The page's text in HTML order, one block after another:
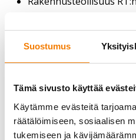
Suostumus
Tämä sivusto käyttää
Käytämme evästeitä
räätälöimiseen, sosiaalisen
tukemiseen ja
ry) jäsen